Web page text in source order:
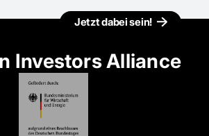
Jetzt dabei sein!
Investors Alliance